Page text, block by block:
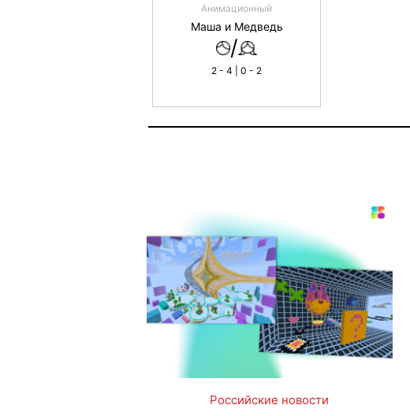
Анимационный
Маша и Медведь
/
2 - 4 | 0 - 2
Российские новости